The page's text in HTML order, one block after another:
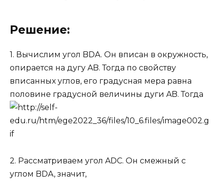
Решение:
1. Вычислим угол BDA. Он вписан в окружность,
опирается на дугу AB. Тогда по свойству
вписанных углов, его градусная мера равна
половине градусной величины дуги AB. Тогда
2. Рассматриваем угол ADC. Он смежный с
углом BDA, значит,